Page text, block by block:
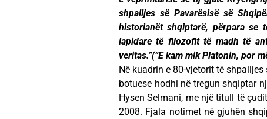
shpalljes së Pavarësisë së
historianët shqiptarë, përpara se
lapidare të filozofit të madh të
veritas.”(“E kam mik Platonin, por
Nё kuadrin e 80-vjetorit të
botuese hodhi në tregun shqiptar
Hysen Selmani, me një titull të
2008. Fjala notimet në gjuhën